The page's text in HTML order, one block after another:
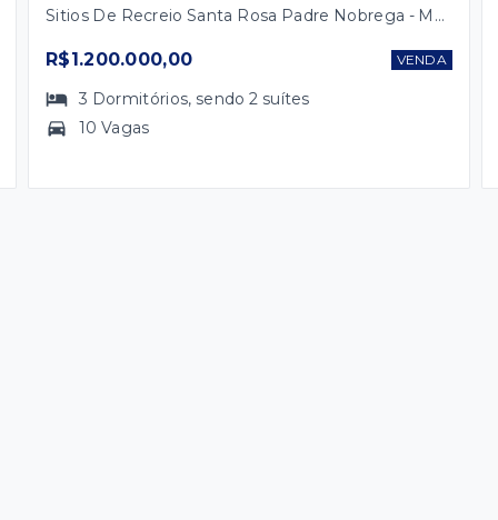
Sitios De Recreio Santa Rosa Padre Nobrega - Marília/SP
R$1.200.000,00 VENDA
3 Dormitórios, sendo2 suítes
10 Vagas